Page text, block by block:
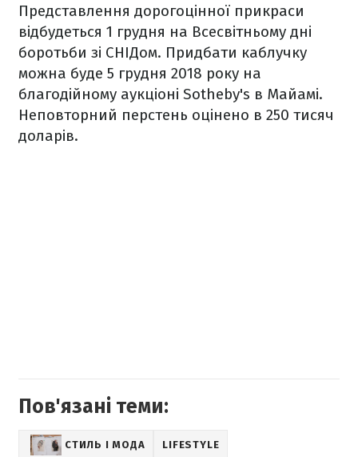
Представлення дорогоцінної прикраси
відбудеться 1 грудня на Всесвітньому дні
боротьби зі СНІДом. Придбати каблучку
можна буде 5 грудня 2018 року на
благодійному аукціоні Sotheby's в Майамі.
Неповторний перстень оцінено в 250 тисяч
доларів.
Пов'язані теми:
СТИЛЬ І МОДА LIFESTYLE